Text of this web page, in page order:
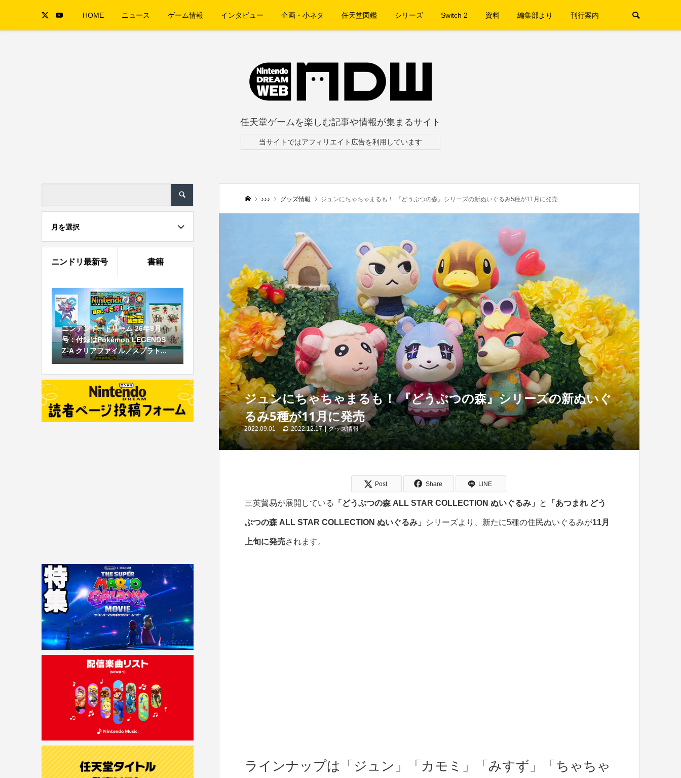
HOME ニュース ゲーム情報 インタビュー 企画・小ネタ 任天堂図鑑 シリーズ Switch 2 資料 編集部より 刊行案内
任天堂ゲームを楽しむ記事や情報が集まるサイト
当サイトではアフィリエイト広告を利用しています
♪♪♪ グッズ情報 ジュンにちゃちゃまるも！ 『どうぶつの森』シリーズの新ぬいぐるみ5種が11月に発売
ジュンにちゃちゃまるも！ 『どうぶつの森』シリーズの新ぬいぐ
るみ5種が11月に発売
2022.09.01 2022.12.17 グッズ情報
Post Share LINE
三英貿易が展開している 「どうぶつの森 ALL STAR COLLECTION ぬいぐるみ」 と 「あつまれ どう
ぶつの森 ALL STAR COLLECTION ぬいぐるみ」 シリーズより、新たに5種の住民ぬいぐるみが11月
上旬に発売されます。
ラインナップは「ジュン」「カモミ」「みすず」「ちゃちゃ
月を選択
ニンドリ最新号 書籍
ニンテンドードリーム 26年9月
号：付録はPokémon LEGENDS
Z-A クリアファイル／スプラト...